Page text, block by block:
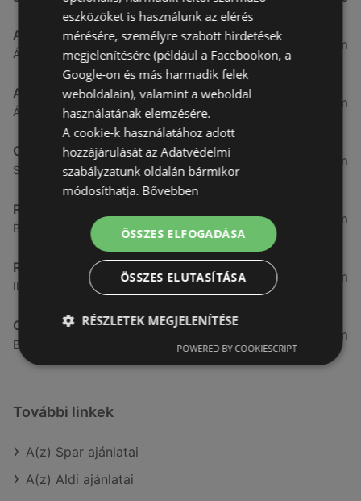
Aldi
Ágfalvi út 4/A., 9400 Sopron
3,26 km
ALDI
Ágfalvi út 4/a, 9400 Sopron
3,26 km
CBA
Somfalvi u. 14., 9400 Sopron
3,31 km
Reál
Besenyő u. 16., 9400 Sopron
3,32 km
Reál
Ibolya út 15., 9400 Sopron
3,41 km
CBA
Bánfalvi u. 14, 9400 Sopron
3,58 km
További linkek
A(z) Spar ajánlatai
A(z) Aldi ajánlatai
eszközöket is használunk az elérés
mérésére, személyre szabott hirdetések
megjelenítésére (például a Facebookon, a
Google-on és más harmadik felek
weboldalain), valamint a weboldal
használatának elemzésére.
A cookie-k használatához adott
hozzájárulását az Adatvédelmi
szabályzatunk oldalán bármikor
módosíthatja. Bővebben
ÖSSZES ELFOGADÁSA
ÖSSZES ELUTASÍTÁSA
RÉSZLETEK MEGJELENÍTÉSE
POWERED BY COOKIESCRIPT